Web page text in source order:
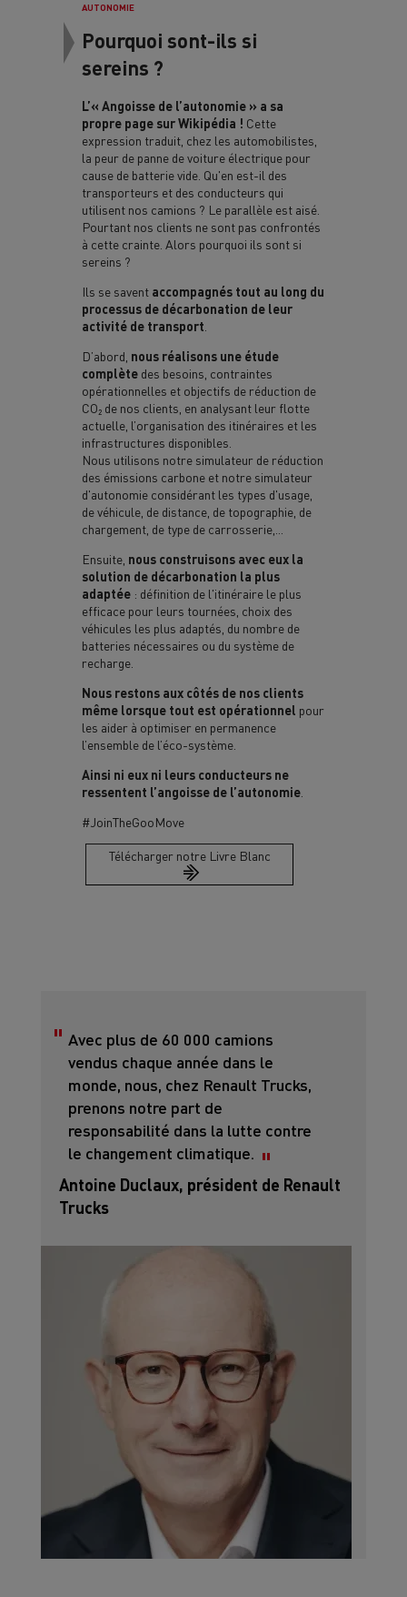
AUTONOMIE
Pourquoi sont-ils si
sereins ?
L’« Angoisse de l’autonomie » a sa
propre page sur Wikipédia ! Cette
expression traduit, chez les automobilistes,
la peur de panne de voiture électrique pour
cause de batterie vide. Qu'en est-il des
transporteurs et des conducteurs qui
utilisent nos camions ? Le parallèle est aisé.
Pourtant nos clients ne sont pas confrontés
à cette crainte. Alors pourquoi ils sont si
sereins ?
Ils se savent accompagnés tout au long du
processus de décarbonation de leur
activité de transport
D’abord, nous réalisons une étude
complète des besoins, contraintes
opérationnelles et objectifs de réduction de
CO₂ de nos clients, en analysant leur flotte
actuelle, l’organisation des itinéraires et les
infrastructures disponibles.
Nous utilisons notre simulateur de réduction
des émissions carbone et notre simulateur
d'autonomie considérant les types d'usage,
de véhicule, de distance, de topographie, de
chargement, de type de carrosserie,...
Ensuite, nous construisons avec eux la
solution de décarbonation la plus
adaptée : définition de l'itinéraire le plus
efficace pour leurs tournées, choix des
véhicules les plus adaptés, du nombre de
batteries nécessaires ou du système de
recharge.
Nous restons aux côtés de nos clients
même lorsque tout est opérationnel pour
les aider à optimiser en permanence
l’ensemble de l’éco-système.
Ainsi ni eux ni leurs conducteurs ne
ressentent l’angoisse de l’autonomie
#JoinTheGooMove
Avec plus de 60 000 camions
vendus chaque année dans le
monde, nous, chez Renault Trucks,
prenons notre part de
responsabilité dans la lutte contre
le changement climatique.
Antoine Duclaux, président de Renault
Trucks